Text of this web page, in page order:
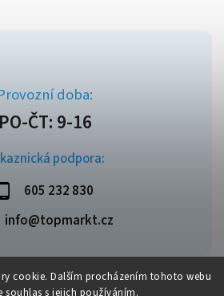
cookie. Dalším procházením tohoto webu
souhlas s jejich používáním.
podpora:
605 232 830
info@topmarkt.cz